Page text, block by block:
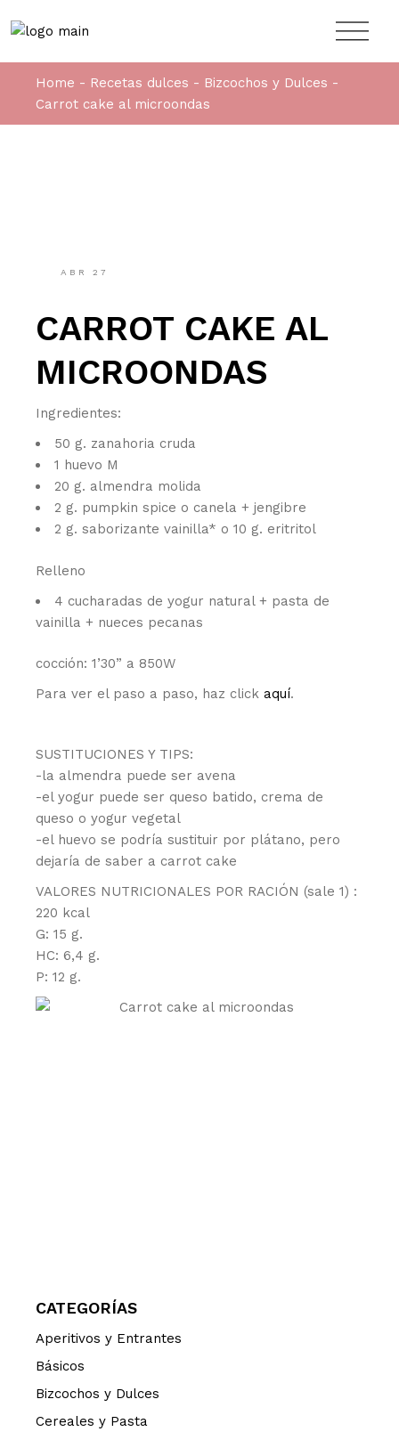
Home Recetas dulces
Bizcochos y Dulces
Carrot cake al microondas
ABR 27
CARROT CAKE AL
MICROONDAS
Ingredientes:
50 g. zanahoria cruda
1 huevo M
20 g. almendra molida
2 g. pumpkin spice o canela + jengibre
2 g. saborizante vainilla* o 10 g. eritritol
Relleno
4 cucharadas de yogur natural + pasta de
vainilla + nueces pecanas
cocción: 1’30” a 850W
Para ver el paso a paso, haz clickaquí.
SUSTITUCIONES Y TIPS:
-la almendra puede ser avena
-el yogur puede ser queso batido, crema de
queso o yogur vegetal
-el huevo se podría sustituir por plátano, pero
dejaría de saber a carrot cake
VALORES NUTRICIONALES POR RACIÓN (sale 1) :
220 kcal
G: 15 g.
HC: 6,4 g.
P: 12 g.
CATEGORÍAS
Aperitivos y Entrantes
Básicos
Bizcochos y Dulces
Cereales y Pasta